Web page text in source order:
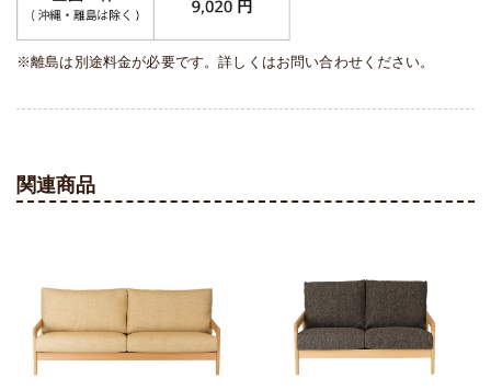
※離島は別途料金が必要です。詳しくはお問い合わせください。
関連商品